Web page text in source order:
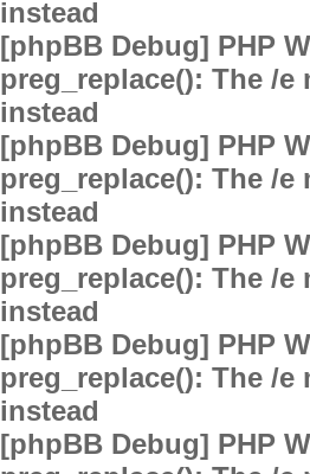
instead
[phpBB Debug] PHP
preg_replace(): The /
instead
[phpBB Debug] PHP
preg_replace(): The /
instead
[phpBB Debug] PHP
preg_replace(): The /
instead
[phpBB Debug] PHP
preg_replace(): The /
instead
[phpBB Debug] PHP